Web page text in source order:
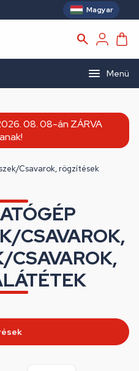
Magyar
Menü
08. 08-án ZÁRVA
Csavarok, rögzítések
CSAVAROK,
CSAVAROK,